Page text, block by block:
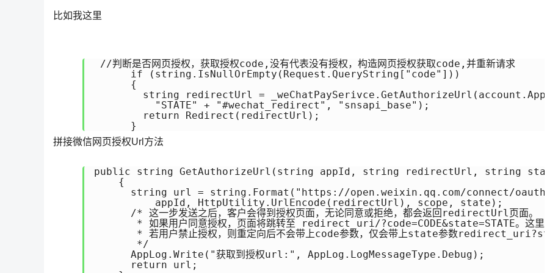
比如我这里
//判断是否网页授权，获取授权code,没有代表没有授权，构造网页授权获取code,并重新请求
      if (string.IsNullOrEmpty(Request.QueryString["code"]))
      {
string redirectUrl =
          "STATE" + "#wechat_redirect", "snsapi_base");
        return Redirect(redirectUrl);
拼接微信网页授权Url方法
public string GetAuthorizeUrl(string appId, string redirectUrl, string
    {
string url = string.Format("https://open.weixin.qq.com/connect/
          appId, HttpUtility.UrlEncode(redirectUrl), scope, state);
      /* 这一步发送之后，客户会得到授权页面，无论同意或拒绝，都会返回redirectUrl页面。
* 如果用户同意授权，页面将跳转至 redirect_uri/?code=CODE&state=STATE。这
* 若用户禁止授权，则重定向后不会带上code参数，仅会带上state参数
       */
      AppLog.Write("获取到授权url:", AppLog.LogMessageType.Debug);
      return url;